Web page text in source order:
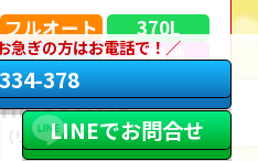
フルオート
370L
角型
一般地
HE-S37LQS
（リモコン・脚部カバー込み）
急ぎの方はお電話で！
378
LINEでお問合せ